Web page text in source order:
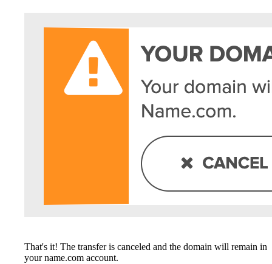
That's it! The transfer is canceled and the domain will remain in
your name.com account.